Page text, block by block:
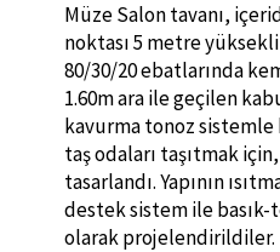
Müze Salon tavanı,
noktası 5 metre
80/30/20 ebatlarında
1.60m ara ile geçilen
kavurma tonoz sistemle
taş odaları taşıtmak
tasarlandı. Yapının
destek sistem ile basık-
olarak projelendirildiler.